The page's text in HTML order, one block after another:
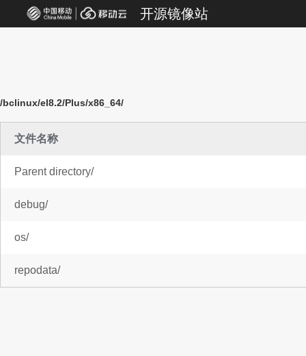
开源镜像站
/bclinux/el8.2/Plus/x86_64/
文件名称
Parent directory/
debug/
os/
repodata/